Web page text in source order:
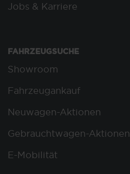
Jobs & Karriere
FAHRZEUGSUCHE
Showroom
Fahrzeugankauf
Neuwagen-Aktionen
Gebrauchtwagen-Aktionen
E-Mobilität